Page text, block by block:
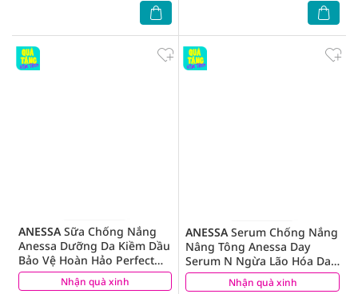
Nhận quà xinh
ANESSASữa Chống Nắng
Anessa Dưỡng Da Kiềm Dầu
Bảo Vệ Hoàn Hảo Perfect
UV SPF50+ PA++++ 60ml
(61) Nhận quà xinh
ANESSASerum Chống Nắng
Nâng Tông Anessa Day
Serum N Ngừa Lão Hóa Da
SPF50+ PA++++ 30ml
(1)